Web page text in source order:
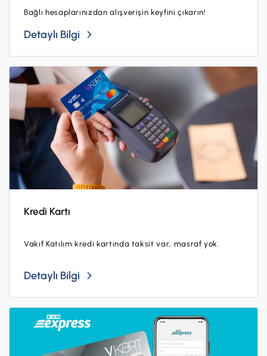
Kampanyalar
Başvuru Yap
Bağlı hesaplarınızdan alışverişin keyfini çıkarın!
Detaylı Bilgi
Kredi Kartı
Vakıf Katılım kredi kartında taksit var, masraf yok.
Detaylı Bilgi